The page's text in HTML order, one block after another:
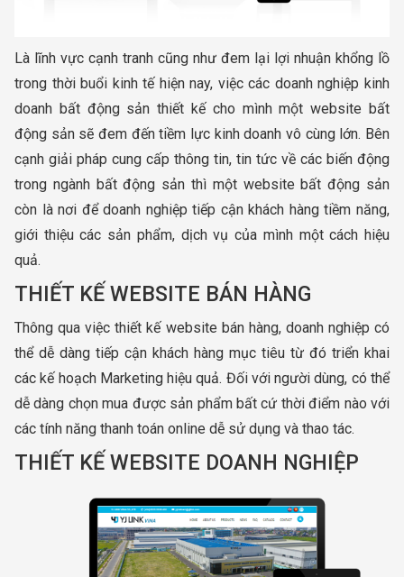
Là lĩnh vực cạnh tranh cũng như đem lại lợi nhuận khổng lồ
trong thời buổi kinh tế hiện nay, việc các doanh nghiệp kinh
doanh bất động sản thiết kế cho mình một website bất
động sản sẽ đem đến tiềm lực kinh doanh vô cùng lớn. Bên
cạnh giải pháp cung cấp thông tin, tin tức về các biến động
trong ngành bất động sản thì một website bất động sản
còn là nơi để doanh nghiệp tiếp cận khách hàng tiềm năng,
giới thiệu các sản phẩm, dịch vụ của mình một cách hiệu
quả.
THIẾT KẾ WEBSITE BÁN HÀNG
Thông qua việc thiết kế website bán hàng, doanh nghiệp có
thể dễ dàng tiếp cận khách hàng mục tiêu từ đó triển khai
các kế hoạch Marketing hiệu quả. Đối với người dùng, có thể
dễ dàng chọn mua được sản phẩm bất cứ thời điểm nào với
các tính năng thanh toán online dễ sử dụng và thao tác.
THIẾT KẾ WEBSITE DOANH NGHIỆP